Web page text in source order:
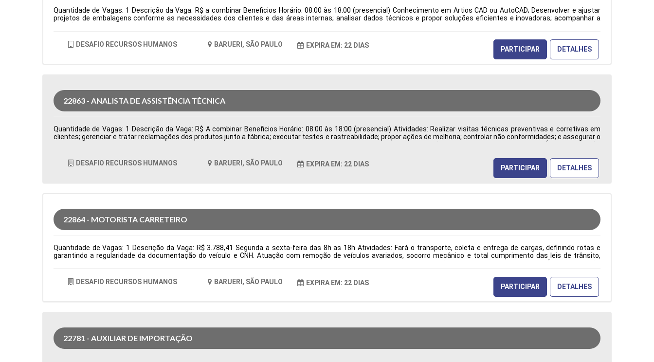
Quantidade de Vagas: 1 Descrição da Vaga: R$ a combinar Beneficios Horário: 08:00 às 18:00 (presencial) Conhecimento em Artios CAD ou AutoCAD; Desenvolver e ajustar
projetos de embalagens conforme as necessidades dos clientes e das áreas internas; analisar dados técnicos e propor soluções eficientes e inovadoras; acompanhar a
facas para embalagens, definindo áreas de reserva de verniz e locais para aplicação de cola, em conformidade com as especificações dos clientes, solicitações da gestão da
área e necessidades dos processos produtivos. Tipo de contratação: CLT Cidade: Barueri, SP, Brasil Área de Atuação: Produção Período: Formação Acadêmica: Características
DESAFIO RECURSOS HUMANOS BARUERI, SÃO PAULO EXPIRA EM: 22 DIAS PARTICIPAR DETALHES
22863 - ANALISTA DE ASSISTÊNCIA TÉCNICA
Quantidade de Vagas: 1 Descrição da Vaga: R$ A combinar Beneficios Horário: 08:00 às 18:00 (presencial) Atividades: Realizar visitas técnicas preventivas e corretivas em
clientes; gerenciar e tratar reclamações dos produtos junto a fábrica; executar testes e rastreabilidade; propor ações de melhoria; controlar não conformidades; e assegurar o
DESAFIO RECURSOS HUMANOS
BARUERI, SÃO PAULO EXPIRA EM: 22 DIAS PARTICIPAR DETALHES
22864 - MOTORISTA CARRETEIRO
Quantidade de Vagas: 1 Descrição da Vaga: R$ 3.788,41 Segunda a sexta-feira das 8h as 18h Atividades: Fará o transporte, coleta e entrega de cargas, definindo rotas e
garantindo a regularidade da documentação do veículo e CNH. Atuação com remoção de veículos avariados, socorro mecânico e total cumprimento das leis de trânsito,
DESAFIO RECURSOS HUMANOS
BARUERI, SÃO PAULO EXPIRA EM: 22 DIAS PARTICIPAR DETALHES
22781 - AUXILIAR DE IMPORTAÇÃO